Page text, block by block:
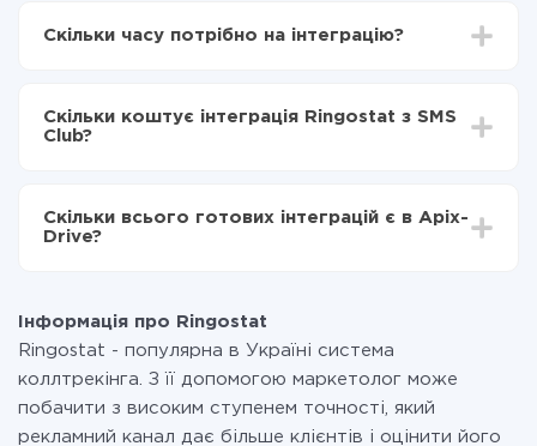
Вибираєте які дані передавати з Ringostat в SMS
Тепер дані будуть автоматично передаватися з
Ringostat в SMS Club
Скільки часу потрібно на інтеграцію?
становити від 5-ти до 30-хвилин. У середньому
налаштування займає 10-15 хвилин.
Скільки коштує інтеграція Ringostat з SMS
Club?
Ви оплачуєте лише кількість даних, які за фактом
передаються з однієї вашої системи в іншу через
при необхідності. Детальніше про
Скільки всього готових інтеграцій є в Apix-
Drive?
Інформація про Ringostat
Ringostat - популярна в Україні система
коллтрекінга. З її допомогою маркетолог може
побачити з високим ступенем точності, який
рекламний канал дає більше клієнтів і оцінити його